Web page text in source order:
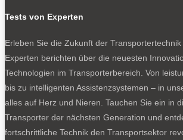
Tests von Experten
Erleben Sie die Zukunft der
Experten berichten über die neuesten
Technologien im Transporterbereich. Von
bis zu intelligenten Assistenzsystemen – in
alles auf Herz und Nieren. Tauchen Sie ein in
Transporter der nächsten Generation und
fortschrittliche Technik den Transportsektor